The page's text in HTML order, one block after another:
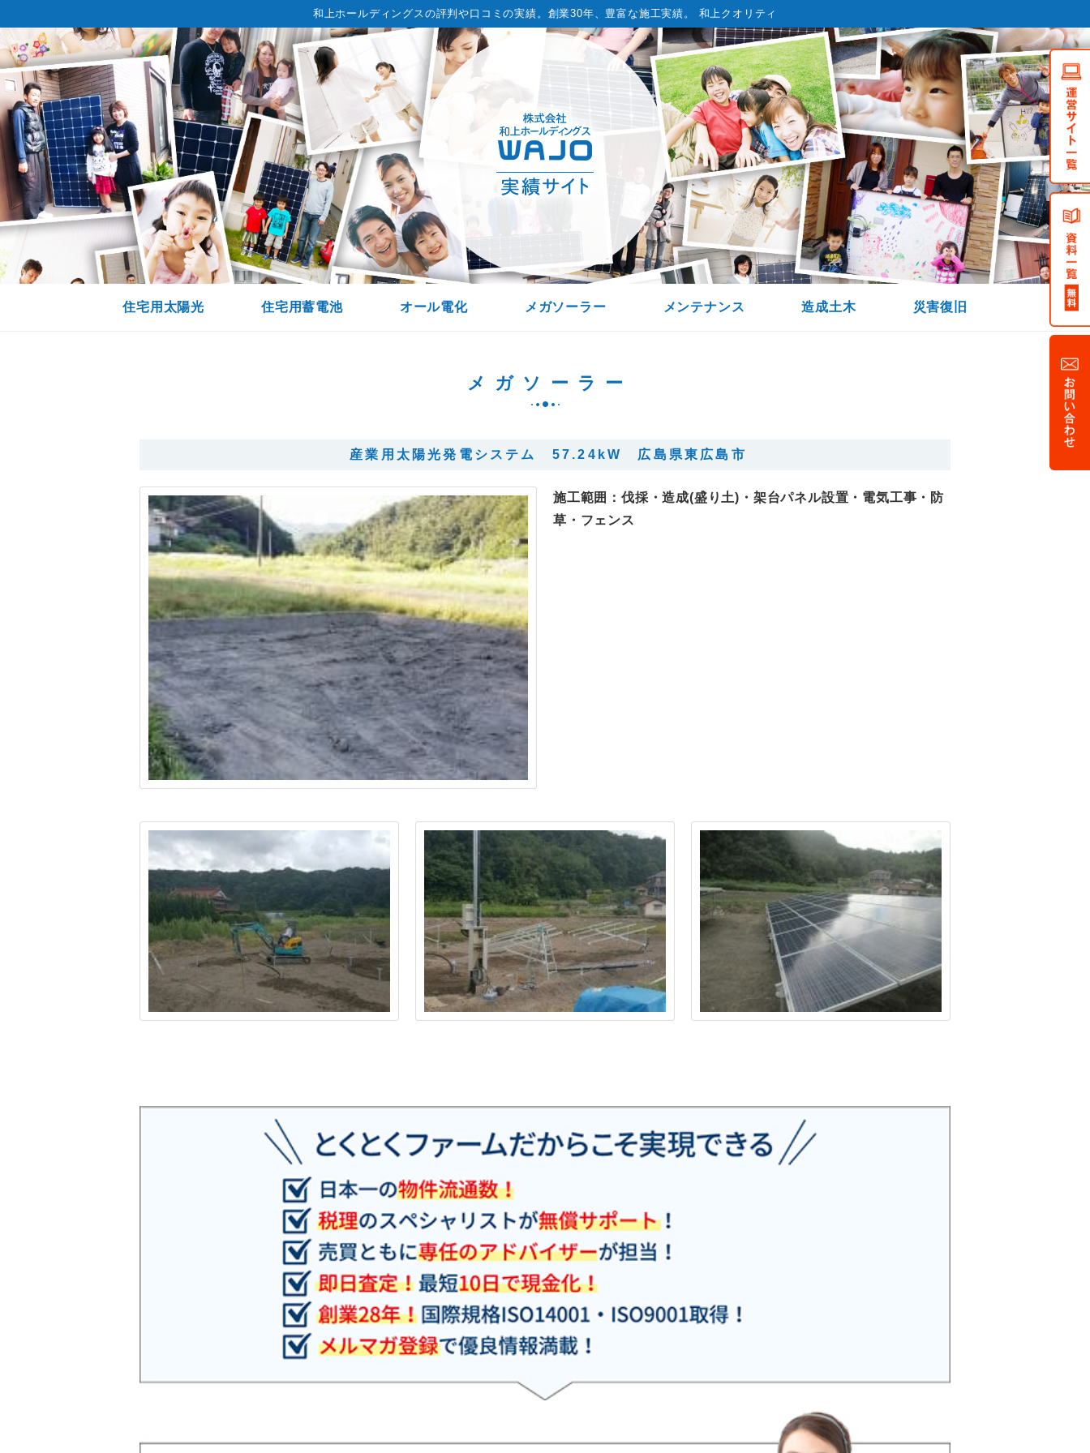
和上ホールディングスの評判や口コミの実績。 創業30年、豊富な施工実績。 和上クオリティ
住宅用太陽光 住宅用蓄電池 オール電化 メガソーラー メンテナンス 造成土木 災害復旧
メガソーラー
産業用太陽光発電システム 57.24kW 広島県東広島市
施工範囲：伐採・造成(盛り土)・架台パネル設置・電気工事・防
草・フェンス